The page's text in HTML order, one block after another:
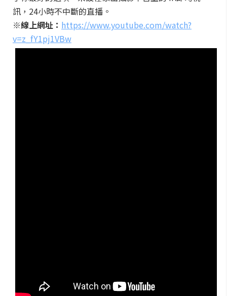
訊，24小時不中斷的直播。
※線上網址： https://www.youtube.com/watch?
v=z_fY1pj1VBw